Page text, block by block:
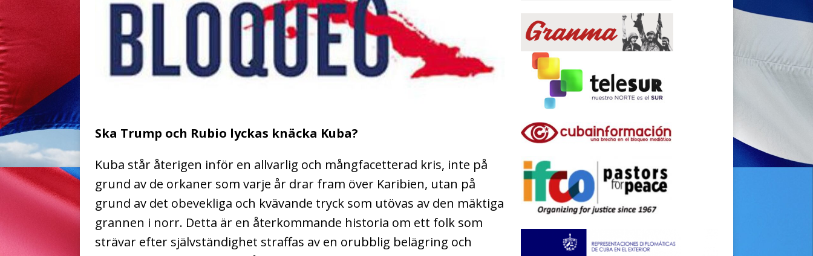
Ska Trump och Rubio lyckas knäcka Kuba?
Kuba står återigen inför en allvarlig och mångfacetterad kris, inte på
grund av de orkaner som varje år drar fram över Karibien, utan på
grund av det obevekliga och kvävande tryck som utövas av den mäktiga
grannen i norr. Detta är en återkommande historia om ett folk som
strävar efter självständighet straffas av en orubblig belägring och